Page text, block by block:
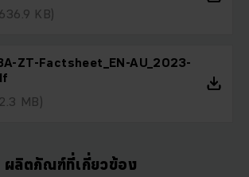
KB)
ZT-Factsheet_EN-AU_2023-
MB)
ผลิตภัณฑ์ที่เกี่ยวข้อง